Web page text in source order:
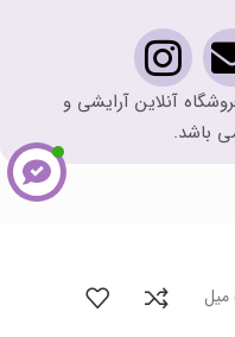
آنلاین آرایشی و
باشد.